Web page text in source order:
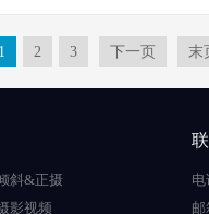
2 3 下一页 末
斜&正摄
影视频
电
邮